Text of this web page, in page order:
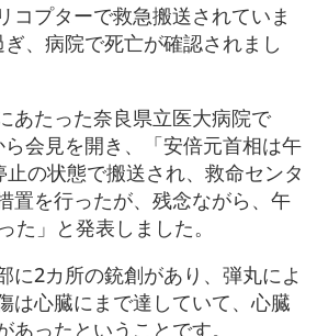
コプターで救急搬送されていま
、病院で死亡が確認されまし
あたった奈良県立医大病院で
会見を開き、「安倍元首相は午
の状態で搬送され、救命センタ
置を行ったが、残念ながら、午
た」と発表しました。
に2カ所の銃創があり、弾丸によ
は心臓にまで達していて、心臓
あったということです。